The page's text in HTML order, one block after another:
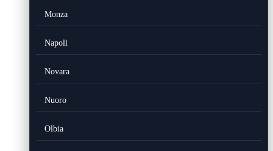
Monza
Napoli
Novara
Nuoro
Olbia